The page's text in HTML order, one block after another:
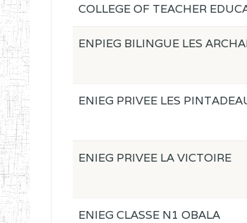
COLLEGE OF TEACHER
ENPIEG BILINGUE LES
ENIEG PRIVEE LES
ENIEG PRIVEE LA VICTOIRE
ENIEG CLASSE N1 OBALA